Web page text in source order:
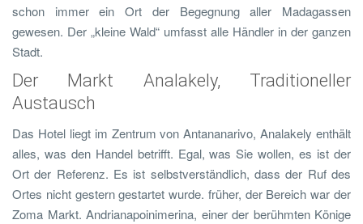
schon immer ein Ort der Begegnung aller Madagassen
gewesen. Der „kleine Wald“ umfasst alle Händler in der ganzen
Stadt.
Der Markt Analakely, Traditioneller
Austausch
Das Hotel liegt im Zentrum von Antananarivo, Analakely enthält
alles, was den Handel betrifft. Egal, was Sie wollen, es ist der
Ort der Referenz. Es ist selbstverständlich, dass der Ruf des
Ortes nicht gestern gestartet wurde. früher, der Bereich war der
Zoma Markt. Andrianapoinimerina, einer der berühmten Könige